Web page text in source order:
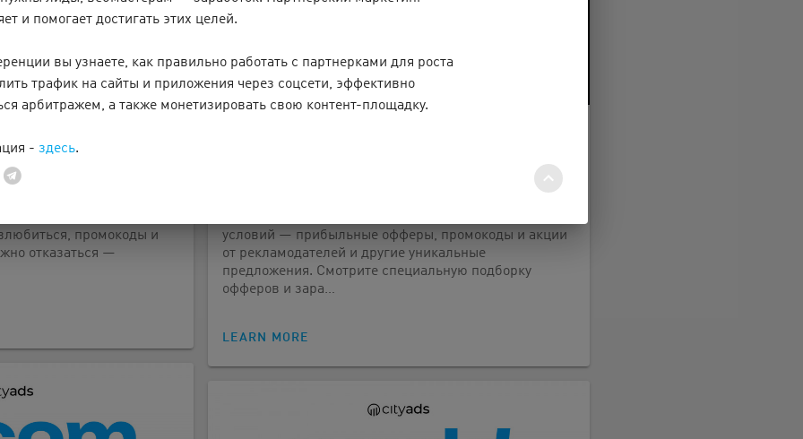
в Cityads
10 February’25
промокоды и
отказаться —
24 January’25
условий — прибыльные офферы, промокоды и акции
от рекламодателей и другие уникальные
предложения. Смотрите специальную подборку
офферов и зара…
LEARN MORE
и помогает достигать этих целей.
вы узнаете, как правильно работать с партнерками для роста
трафик на сайты и приложения через соцсети, эффективно
арбитражем, а также монетизировать свою контент-площадку.
- здесь.